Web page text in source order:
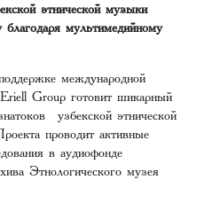
этнической музыки
благодаря мультимедийному
международной
Group готовит шикарный
узбекской этнической
проводит активные
в аудиофонде
Этнологического музея